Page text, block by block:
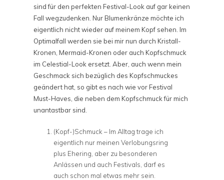
sind für den perfekten Festival-Look auf gar keinen
Fall wegzudenken. Nur Blumenkränze möchte ich
eigentlich nicht wieder auf meinem Kopf sehen. Im
Optimalfall werden sie bei mir nun durch Kristall-
Kronen, Mermaid-Kronen oder auch Kopfschmuck
im Celestial-Look ersetzt. Aber, auch wenn mein
Geschmack sich bezüglich des Kopfschmuckes
geändert hat, so gibt es nach wie vor Festival
Must-Haves, die neben dem Kopfschmuck für mich
unantastbar sind.
(Kopf-)Schmuck – Im Alltag trage ich
eigentlich nur meinen Verlobungsring
plus Ehering, aber zu besonderen
Anlässen und auch Festivals, darf es
auch schon mal etwas mehr sein.